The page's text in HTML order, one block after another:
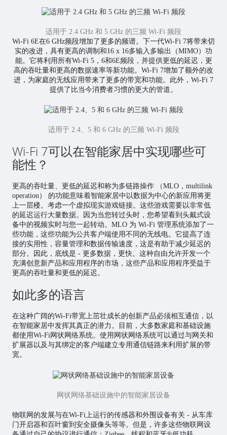
适用于 2.4 GHz 和 5 GHz 的三频 Wi-Fi 频段
Wi-Fi 6E在6 GHz频段增加了更多的频谱。下一代Wi-Fi 7将带来切
实的改进，具有更高的调制和16 x 16多输入多输出（MIMO）功
能。它将利用所有Wi-Fi 5，6和6E频段，并提供更低的延迟，更
高的吞吐量和更高的数据速率等新功能。Wi-Fi 7增加了额外的改
进，为家庭的无线应用带来了更多的带宽和功能。此外，Wi-Fi 7
提供了比当今消费者习惯的更大的管道。
适用于 2.4、5 和 6 GHz 的三频 Wi-Fi 频段
Wi-Fi 7可以在智能家居中实现哪些可
能性？
更高的吞吐量、更低的延迟和称为多链路操作 （MLO，multilink
operation） 的功能意味着智能家居中以数据为中心的新应用将更
上一层楼。考虑一个虚拟现实游戏链接。这些游戏需要以非常低
的延迟运行大量数据。因为当您转过头时，您希望看到头戴式设
备中的视频实时与您一起转动。MLO 为 Wi-Fi 管理系统添加了一
些功能，这些功能为公共客户端使用不同的无线电。它提高了连
接的实用性，容量管理和数据传输速度，这是有助于减少延迟的
部分。因此，底线是 - 更多数据，更快。这种自由允许开发一个
充满创意新产品和应用程序的市场，这些产品和应用程序受益于
更高的吞吐量和更低的延迟。
如此多的语言
在这种广阔的Wi-Fi带宽上茁壮成长的创新产品必须相互通信，以
在智能家居中发挥其真正的潜力。目前，大多数家庭和基础设施
都使用Wi-Fi网状网络系统。使用网状网络系统可以通过与网关和
扩展器以及与其绑定的客户端建立专用通信链路来利用扩展的带
宽。
网状网络基础设施中的智能家居设备
物联网的发展与在Wi-Fi上运行的传感器和外围设备有关 - 从车库
门开启器和百叶窗到安全摄像头等等。但是，许多这些物联网设